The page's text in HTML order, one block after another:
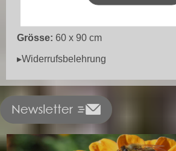
Grösse: 60 x 90 cm
▸Widerrufsbelehrung